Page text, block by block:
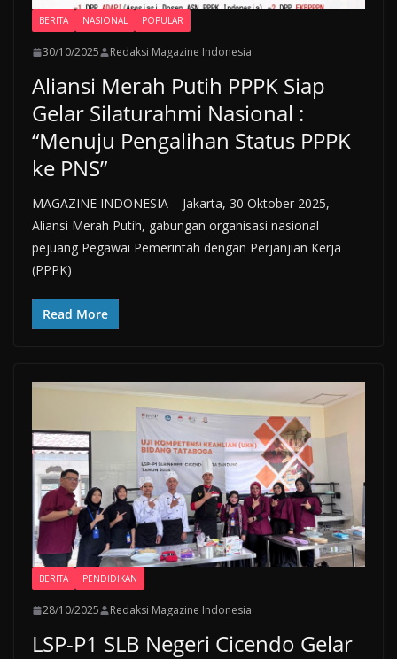
BERITA NASIONAL POPULAR
30/10/2025 Redaksi Magazine Indonesia
Aliansi Merah Putih PPPK Siap
Gelar Silaturahmi Nasional :
“Menuju Pengalihan Status PPPK
ke PNS”
MAGAZINE INDONESIA – Jakarta, 30 Oktober 2025,
Aliansi Merah Putih, gabungan organisasi nasional
pejuang Pegawai Pemerintah dengan Perjanjian Kerja
(PPPK)
Read More
BERITA PENDIDIKAN
28/10/2025 Redaksi Magazine Indonesia
LSP-P1 SLB Negeri Cicendo Gelar